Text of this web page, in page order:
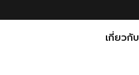
เกี่ยวกับ